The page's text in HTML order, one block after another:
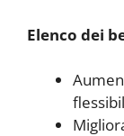
Elenco dei